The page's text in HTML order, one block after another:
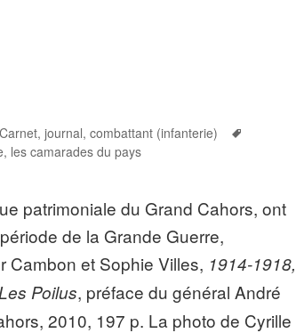
Carnet, journal,combattant (infanterie)
, les camarades du pays
patrimoniale du Grand Cahors, ont
de la Grande Guerre,
Cambon et Sophie Villes, 1914-1918,
Poilus, préface du général André
2010, 197 p. La photo de Cyrille